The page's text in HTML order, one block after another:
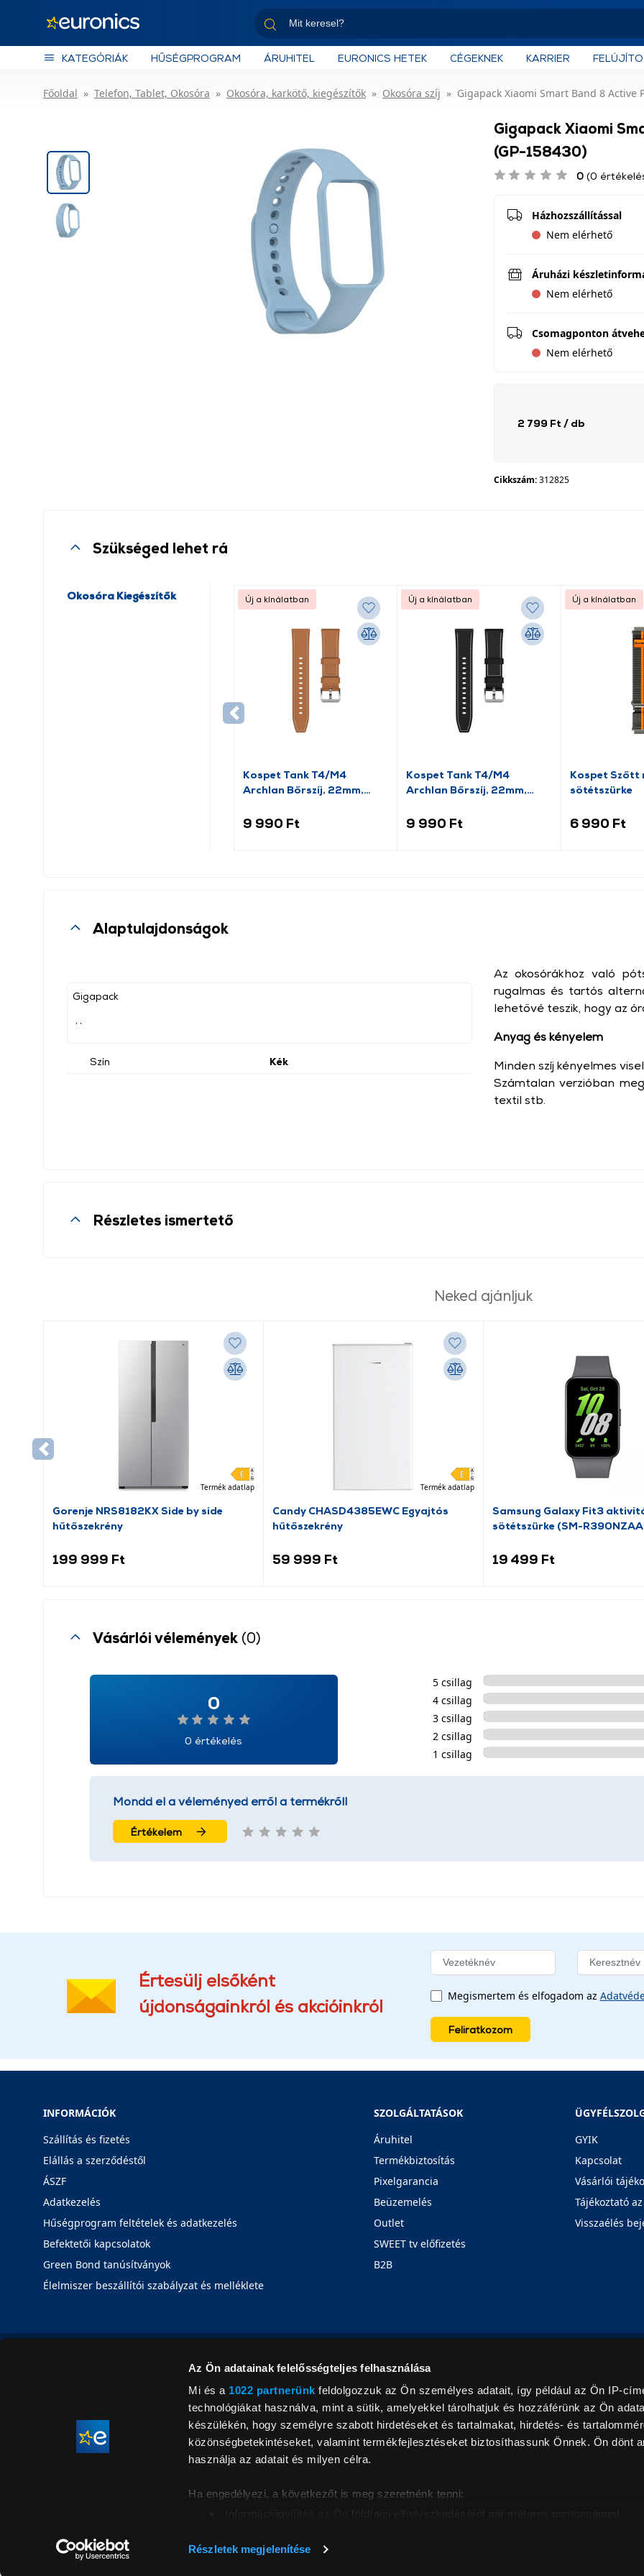
Az Ön adatainak felelősségteljes felhasználása
Mi és a 1022 partnerünk feldolgozzuk az Ön személyes adatait, így például az Ön IP-
technológiákat használva, mint a sütik, amelyekkel tárolhatjuk és hozzáférünk az Ön
készülékén, hogy személyre szabott hirdetéseket és tartalmakat, hirdetés- és
közönségbetekintéseket, valamint termékfejlesztéseket biztosíthassunk Önnek. Ön dönt
használja az adatait és milyen célra.
Ha engedélyezi, a következőt is meg szeretnénk tenni:
ellenőrzésével
Részletek megjelenítése
KATEGÓRIÁK HŰSÉGPROGRAM ÁRUHITEL EURONICS HETEK CÉGEKNEK KARRIER
Főoldal Telefon, Tablet, Okosóra Okosóra, karkötő, kiegészítők Okosóra szíj Gigapack Xiaomi Smart Band 8 Active
Gigapack Xiaomi
(GP-158430)
0 (0
Házhozszállítással
Nem elérhető
Áruházi
Nem elérhető
Csomagponton
Nem elérhető
2 799 Ft / db
Cikkszám:312825
Szükséged lehet rá
Okosóra Kiegészítők
Kospet Tank T4/M4
Archlan Bőrszíj, 22mm,
9 990 Ft
Új a kínálatban
Kospet Tank T4/M4
Archlan Bőrszíj, 22mm,
9 990 Ft
Új a kínálatban
Kospet Szőtt
sötétszürke
6 990 Ft
Új a kínálatban
Alaptulajdonságok
Gigapack
Szín Kék
Az okosórákhoz való
rugalmas és tartós
lehetővé teszik, hogy az
Anyag és kényelem
Minden szíj kényelmes
Számtalan verzióban
textil stb.
Részletes ismertető
Neked ajánljuk
Termék adatlap
Gorenje NRS8182KX Side by side
hűtőszekrény
199 999 Ft
Termék adatlap
Candy CHASD4385EWC Egyajtós
hűtőszekrény
59 999 Ft
Samsung Galaxy Fit3
sötétszürke (SM-
19 499 Ft
Vásárlói vélemények (0)
0
0 értékelés
5 csillag
4 csillag
3 csillag
2 csillag
1 csillag
Mondd el a véleményed erről a termékről!
Értékelem
Értesülj elsőként
újdonságainkról és akcióinkról
Megismertem és elfogadom az
Feliratkozom
INFORMÁCIÓK
Szállítás és fizetés
Elállás a szerződéstől
ÁSZF
Adatkezelés
Hűségprogram feltételek és adatkezelés
Befektetői kapcsolatok
Green Bond tanúsítványok
Élelmiszer beszállítói szabályzat és melléklete
SZOLGÁLTATÁSOK
Áruhitel
Termékbiztosítás
Pixelgarancia
Beüzemelés
Outlet
SWEET tv előfizetés
B2B
GYIK
Kapcsolat
Vásárlói
Tájékoztató
Visszaélés
© 2026. Minden jog fenntartva! Euronics Műszaki Áruházlánc
feltüntetett árak, képek leírások tájékoztató jellegűek, és nem minősülnek ajánlattételnek, az esetleges